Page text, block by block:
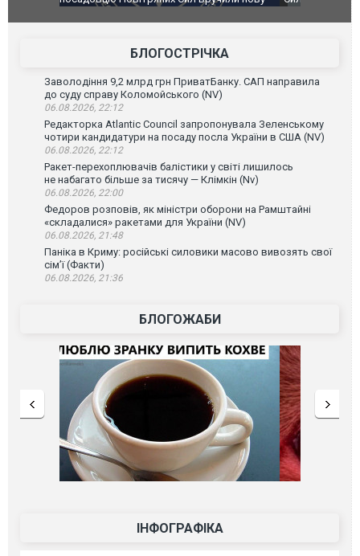
атаку. ВІДЕО
БЛОГОСТРІЧКА
Заволодіння 9,2 млрд грн ПриватБанку. САП направила
до суду справу Коломойського (NV)
06.08.2026, 22:12
Редакторка Atlantic Council запропонувала Зеленському
чотири кандидатури на посаду посла України в США (NV)
06.08.2026, 22:12
Ракет-перехоплювачів балістики у світі лишилось
не набагато більше за тисячу — Клімкін (Nv)
06.08.2026, 22:00
Федоров розповів, як міністри оборони на Рамштайні
«складалися» ракетами для України (NV)
06.08.2026, 21:48
Паніка в Криму: російські силовики масово вивозять свої
сім’ї (Факти)
06.08.2026, 21:36
БЛОГОЖАБИ
ІНФОГРАФІКА